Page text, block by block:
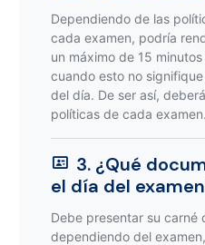
Dependiendo de las
cada examen, podría
un máximo de 15
cuando esto no
del día. De ser así,
políticas de cada examen.
3. ¿Qué
el día del
Debe presentar su carné
dependiendo del